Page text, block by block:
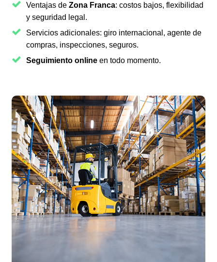
Ventajas de Zona Franca: costos bajos, flexibilidad
y seguridad legal.
Servicios adicionales: giro internacional, agente de
compras, inspecciones, seguros.
Seguimiento online en todo momento.